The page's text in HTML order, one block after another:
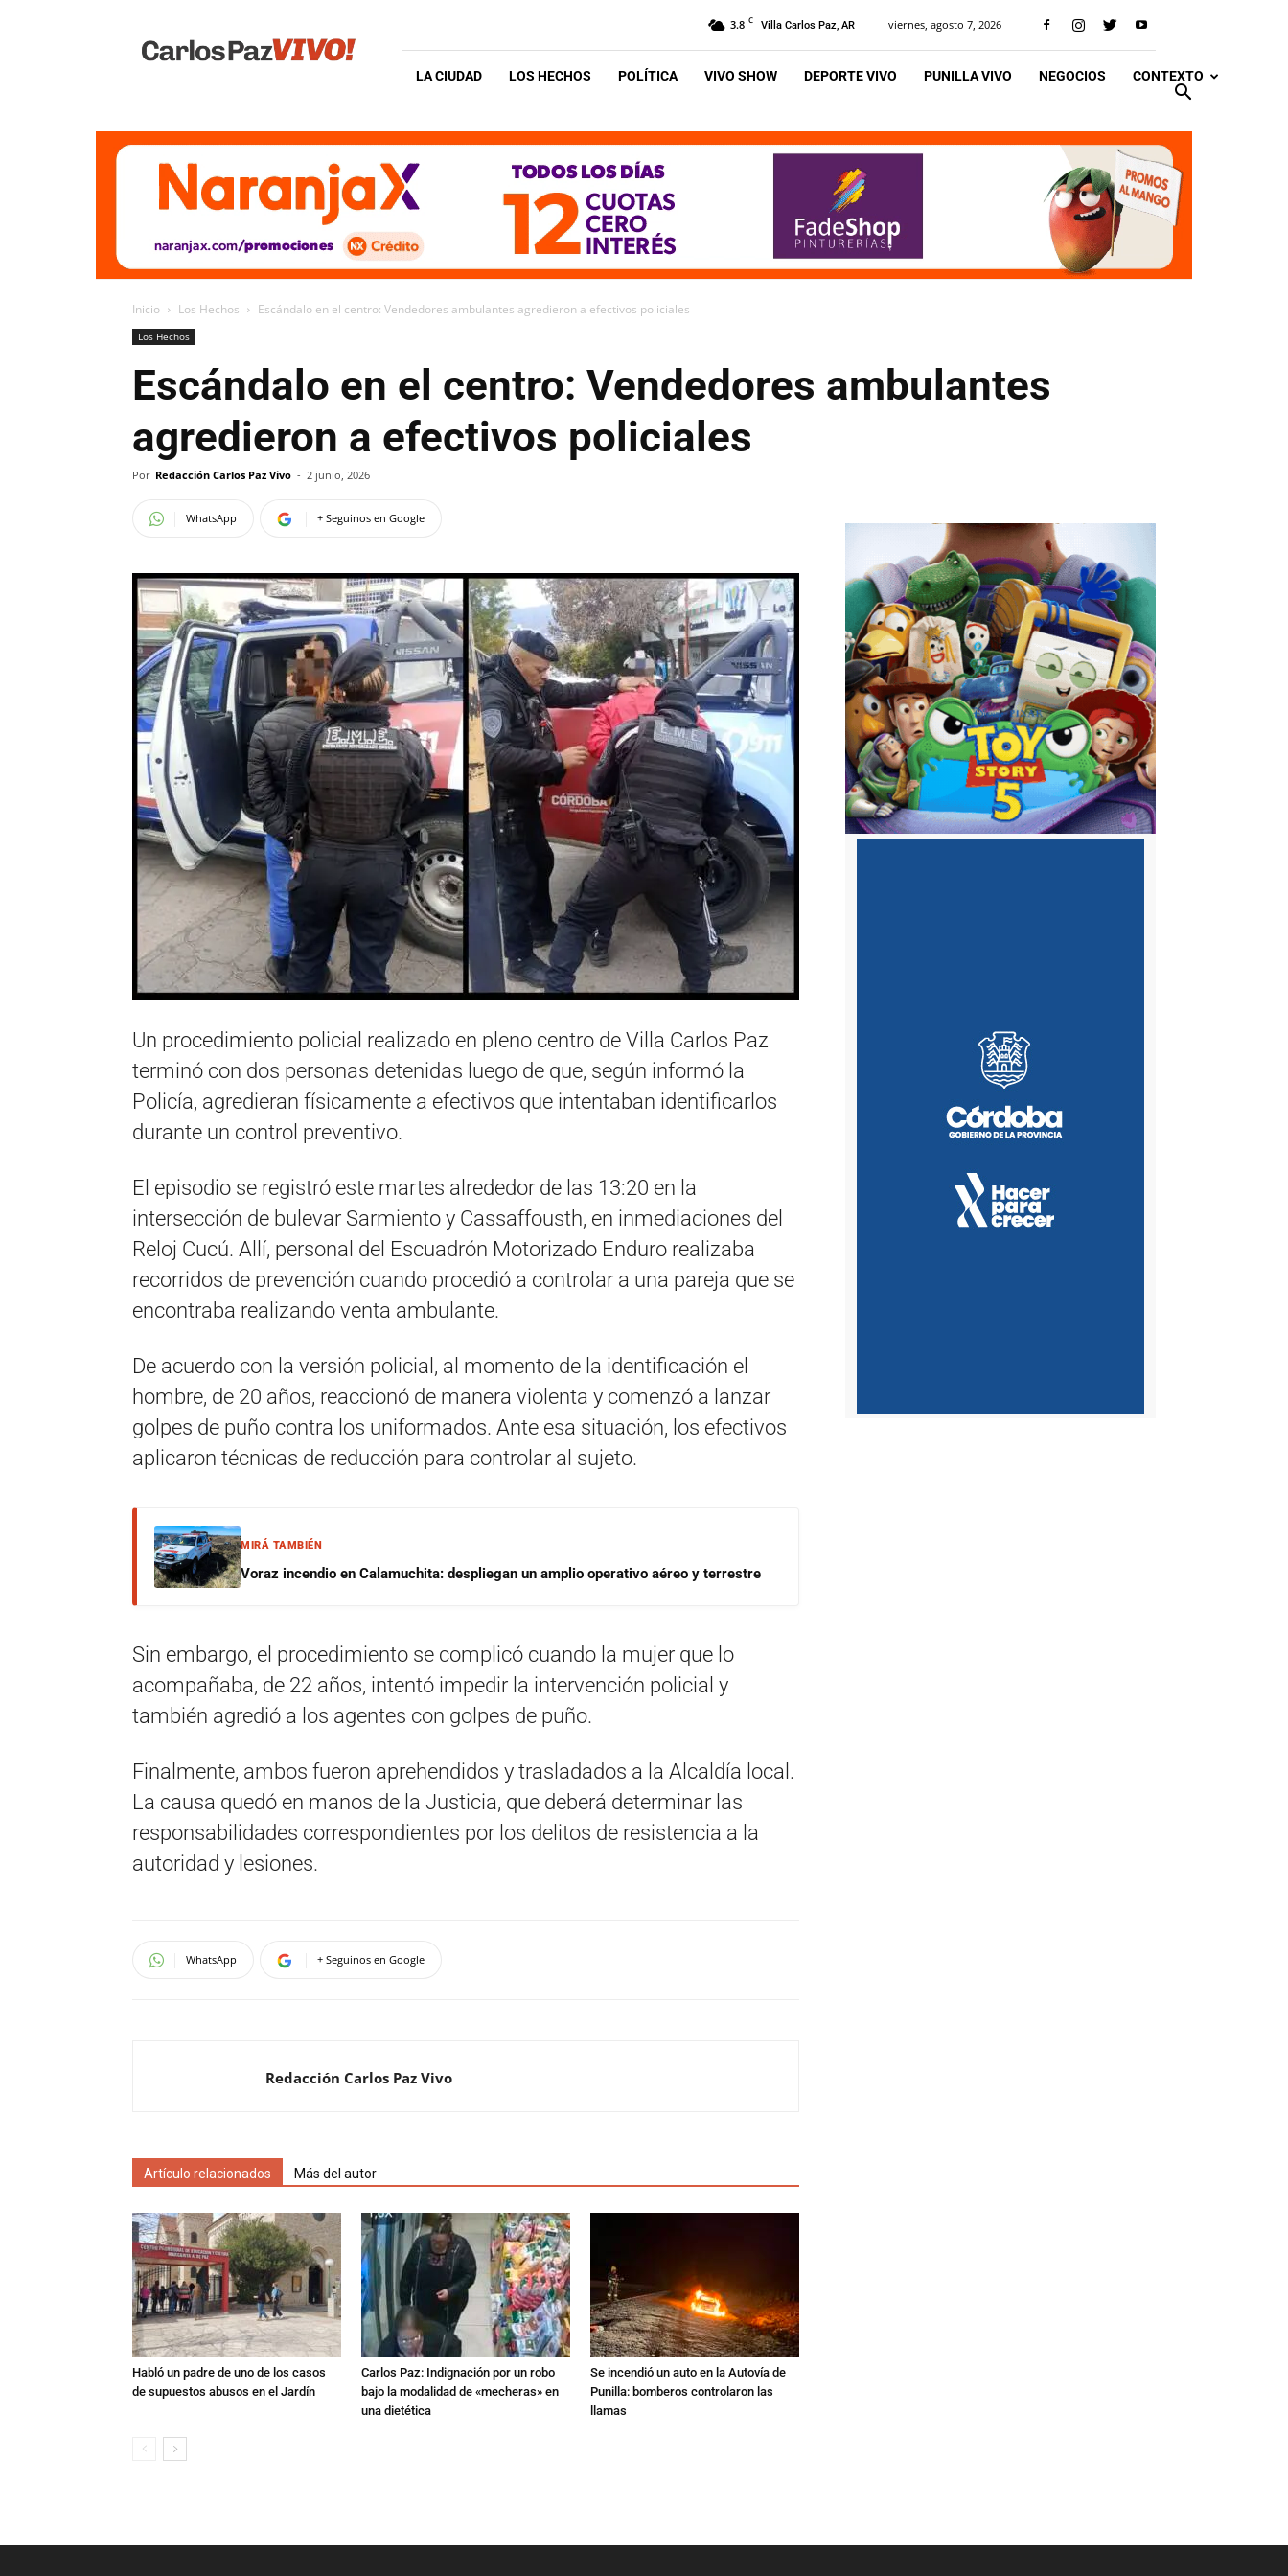
Vivo
3.8 C Villa Carlos Paz, AR viernes, agosto 7, 2026
LA CIUDAD LOS HECHOS POLÍTICA VIVO SHOW DEPORTE VIVO PUNILLA VIVO NEGOCIOS CONTEXTO
Inicio Los Hechos Escándalo en el centro: Vendedores ambulantes agredieron a efectivos policiales
Los Hechos
Escándalo en el centro: Vendedores ambulantes
agredieron a efectivos policiales
Por Redacción Carlos Paz Vivo - 2 junio, 2026
WhatsApp + Seguinos en Google
Un procedimiento policial realizado en pleno centro de Villa Carlos Paz
terminó con dos personas detenidas luego de que, según informó la
Policía, agredieran físicamente a efectivos que intentaban identificarlos
durante un control preventivo.
El episodio se registró este martes alrededor de las 13:20 en la
intersección de bulevar Sarmiento y Cassaffousth, en inmediaciones del
Reloj Cucú. Allí, personal del Escuadrón Motorizado Enduro realizaba
recorridos de prevención cuando procedió a controlar a una pareja que se
encontraba realizando venta ambulante.
De acuerdo con la versión policial, al momento de la identificación el
hombre, de 20 años, reaccionó de manera violenta y comenzó a lanzar
golpes de puño contra los uniformados. Ante esa situación, los efectivos
aplicaron técnicas de reducción para controlar al sujeto.
MIRÁ TAMBIÉN
Voraz incendio en Calamuchita: despliegan un amplio operativo aéreo y terrestre
Sin embargo, el procedimiento se complicó cuando la mujer que lo
acompañaba, de 22 años, intentó impedir la intervención policial y
también agredió a los agentes con golpes de puño.
Finalmente, ambos fueron aprehendidos y trasladados a la Alcaldía local.
La causa quedó en manos de la Justicia, que deberá determinar las
responsabilidades correspondientes por los delitos de resistencia a la
autoridad y lesiones.
WhatsApp + Seguinos en Google
Redacción Carlos Paz Vivo
Artículo relacionados Más del autor
Habló un padre de uno de los casos
de supuestos abusos en el Jardín
Carlos Paz: Indignación por un robo
bajo la modalidad de «mecheras» en
una dietética
Se incendió un auto en la Autovía de
Punilla: bomberos controlaron las
llamas